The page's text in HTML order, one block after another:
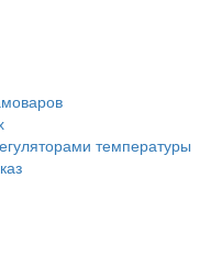
температуры